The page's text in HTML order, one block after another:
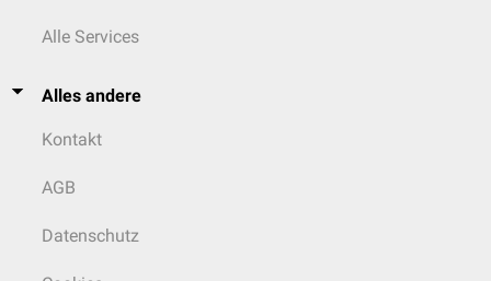
Alle Services
Alles andere
Kontakt
AGB
Datenschutz